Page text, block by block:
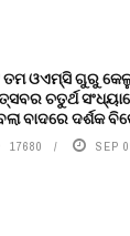
ତମ ଓଏମ୍‌ସି ଗୁରୁ
ଚତୁର୍ଥ
ବାଦରେ ଦର୍ଶକ
17680 SEP